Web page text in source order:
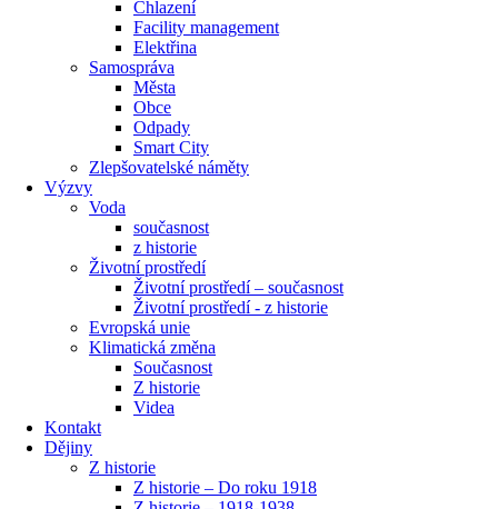
Chlazení
Facility management
Elektřina
Samospráva
Města
Obce
Odpady
Smart City
Zlepšovatelské náměty
Výzvy
Voda
současnost
z historie
Životní prostředí
Životní prostředí – současnost
Životní prostředí ​- z historie
Evropská unie
Klimatická změna
Současnost
Z historie
Videa
Kontakt
Dějiny
Z historie
Z historie – Do roku 1918